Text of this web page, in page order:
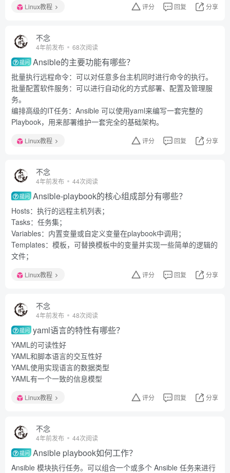
Linux教程 评分 回复 分享
不念
4年前发布 68次阅读
提问 Ansible的主要功能有哪些？
批量执行远程命令：可以对任意多台主机同时进行命令的执行。
批量配置软件服务：可以进行自动化的方式部署、配置及管理服
务。
编排高级的IT任务：Ansible 可以使用yaml来编写一套完整的
Playbook，用来部署维护一套完全的基础架构。
Linux教程 评分 回复 分享
不念
4年前发布 44次阅读
提问 Ansible-playbook的核心组成部分有哪些？
Hosts：执行的远程主机列表；
Tasks：任务集；
Variables：内置变量或自定义变量在playbook中调用；
Templates：模板，可替换模板中的变量并实现一些简单的逻辑的
文件；
Linux教程 评分 回复 分享
不念
4年前发布 48次阅读
提问 yaml语言的特性有哪些？
YAML的可读性好
YAML和脚本语言的交互性好
YAML使用实现语言的数据类型
YAML有一个一致的信息模型
Linux教程 评分 回复 分享
不念
4年前发布 44次阅读
提问 Ansible playbook如何工作？
Ansible 模块执行任务。可以组合一个或多个 Ansible 任务来进行